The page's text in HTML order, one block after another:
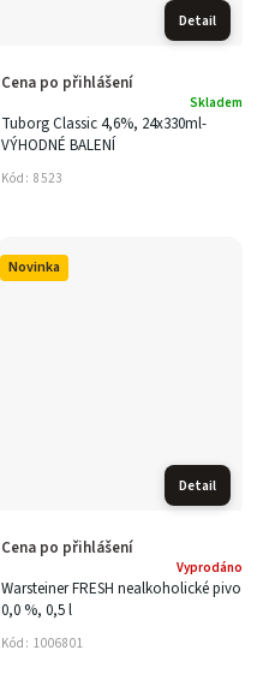
Detail
Tuborg Classic 4,6%, 24x330ml-
VÝHODNÉ BALENÍ
Skladem
Cena po přihlášení
Kód: 8523
Novinka
Detail
Warsteiner FRESH nealkoholické pivo
0,0 %, 0,5 l
Vyprodáno
Cena po přihlášení
Kód: 1006801